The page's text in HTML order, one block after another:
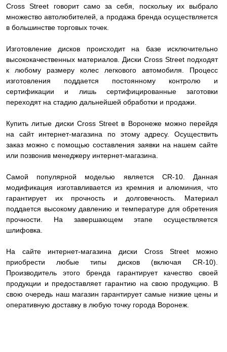
Cross Street говорит само за себя, поскольку их выбрало
множество автолюбителей, а продажа бренда осуществляется
в большинстве торговых точек.
Изготовление дисков происходит на базе исключительно
высококачественных материалов. Диски Cross Street подходят
к любому размеру колес легкового автомобиля. Процесс
изготовления поддается постоянному контролю и
сертификации и лишь сертифицированные заготовки
переходят на стадию дальнейшей обработки и продажи.
Купить литые диски Cross Street в Воронеже можно перейдя
на сайт интернет-магазина по этому адресу. Осуществить
заказ можно с помощью составления заявки на нашем сайте
или позвонив менеджеру интернет-магазина.
Самой популярной моделью является CR-10. Данная
модификация изготавливается из кремния и алюминия, что
гарантирует их прочность и долговечность. Материал
поддается высокому давлению и температуре для обретения
прочности. На завершающем этапе осуществляется
шлифовка.
На сайте интернет-магазина диски Cross Street можно
приобрести любые типы дисков (включая CR-10).
Производитель этого бренда гарантирует качество своей
продукции и предоставляет гарантию на свою продукцию. В
свою очередь наш магазин гарантирует самые низкие цены и
оперативную доставку в любую точку города Воронеж.